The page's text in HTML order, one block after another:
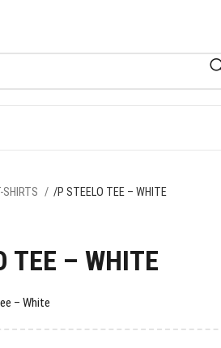
SHIRTS P STEELO TEE – WHITE
TEE – WHITE
– White